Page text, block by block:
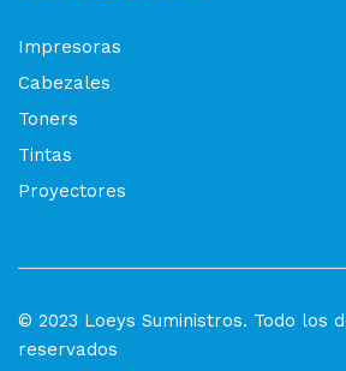
Impresoras
Cabezales
Toners
Tintas
Proyectores
© 2023 Loeys Suministros. Todo los
reservados